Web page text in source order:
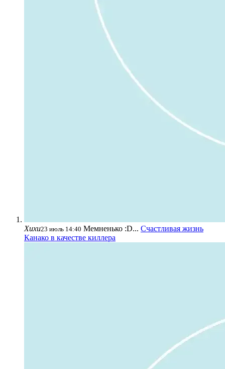
Хихи23 июль 14:40 Мемненько :D... Счастливая жизнь
Канако в качестве киллера